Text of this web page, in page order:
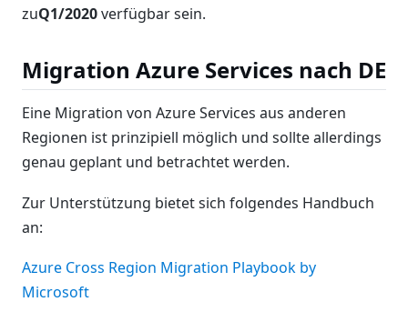
zuQ1/2020verfügbar sein.
Migration Azure Services nach DE
Eine Migration von Azure Services aus anderen
Regionen ist prinzipiell möglich und sollte allerdings
genau geplant und betrachtet werden.
Zur Unterstützung bietet sich folgendes Handbuch
an:
Azure Cross Region Migration Playbook by
Microsoft